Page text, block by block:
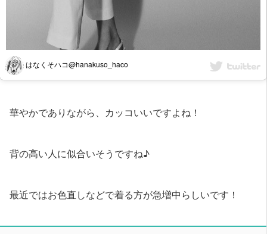
はなくそハコ@hanakuso_haco
華やかでありながら、カッコいいですよね！
背の高い人に似合いそうですね♪
最近ではお色直しなどで着る方が急増中らしいです！